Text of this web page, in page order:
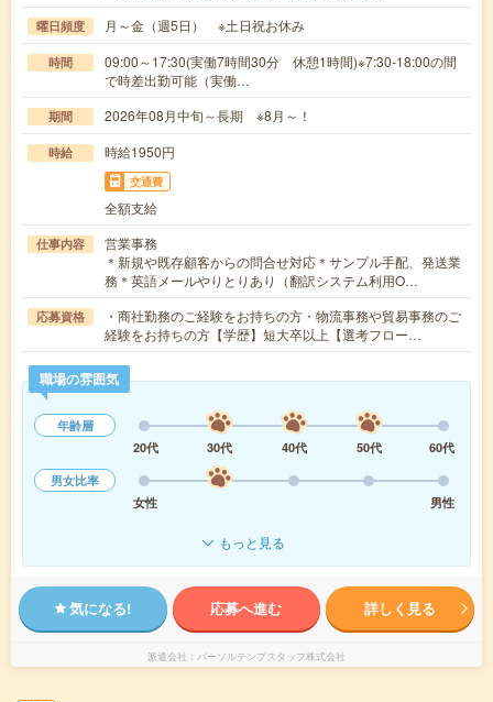
曜日頻度 月～金（週5日） ※土日祝お休み
時間
09:00～17:30(実働7時間30分 休憩1時間)※7:30-18:00の間
で時差出勤可能（実働…
期間 2026年08月中旬～長期 ※8月～！
時給 時給1950円
交通費
全額支給
仕事内容
営業事務
＊新規や既存顧客からの問合せ対応＊サンプル手配、発送業
務＊英語メールやりとりあり（翻訳システム利用O…
応募資格
・商社勤務のご経験をお持ちの方・物流事務や貿易事務のご
経験をお持ちの方【学歴】短大卒以上【選考フロー…
職場の雰囲気
年齢層
20代
30代 40代 50代
60代
男女比率
女性
男性
もっと見る
気になる! 応募へ進む 詳しく見る
派遣会社 パーソルテンプスタッフ株式会社